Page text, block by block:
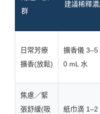
群
建議稀釋
日常芳療
擴香(放鬆)
擴香儀 3–5
0 mL 水
焦慮／緊
張舒緩(吸
紙巾滴 1–2